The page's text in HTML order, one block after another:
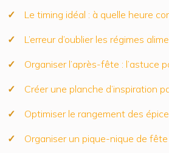
Le timing idéal : à quelle heure
L’erreur d’oublier les régimes
Organiser l’après-fête : l’astuce
Créer une planche d’inspiration
Optimiser le rangement des
Organiser un pique-nique de